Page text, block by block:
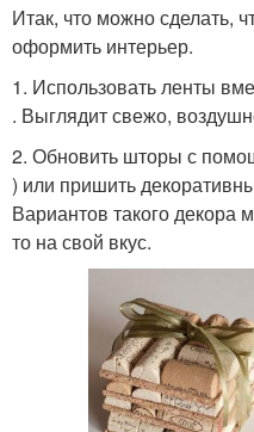
Итак, что можно сделать,
оформить интерьер.
1. Использовать ленты
. Выглядит свежо,
2. Обновить шторы с
) или пришить
Вариантов такого декора
то на свой вкус.